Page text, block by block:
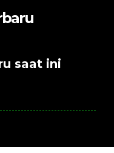
saat ini